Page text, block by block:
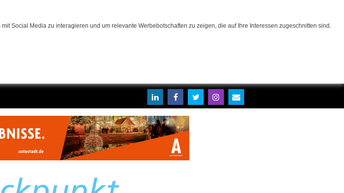
Social Media zu interagieren und um relevante Werbebotschaften zu zeigen, die auf Ihre Interessen zugeschnitten sind.